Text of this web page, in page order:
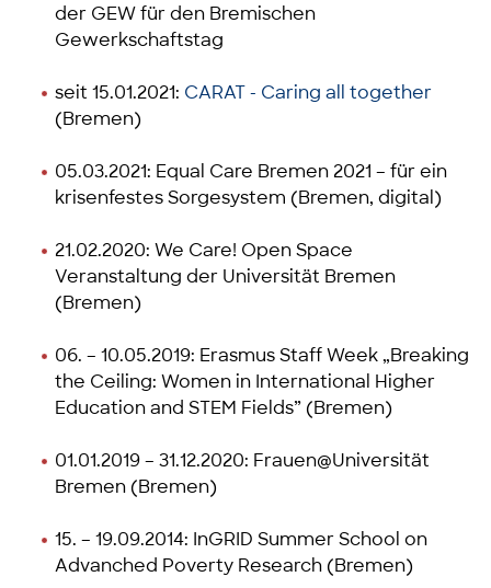
der GEW für den Bremischen
Gewerkschaftstag
seit 15.01.2021: CARAT - Caring all together
(Bremen)
05.03.2021: Equal Care Bremen 2021 – für ein
krisenfestes Sorgesystem (Bremen, digital)
21.02.2020: We Care! Open Space
Veranstaltung der Universität Bremen
(Bremen)
06. – 10.05.2019: Erasmus Staff Week „Breaking
the Ceiling: Women in International Higher
Education and STEM Fields” (Bremen)
01.01.2019 – 31.12.2020: Frauen@Universität
Bremen (Bremen)
15. – 19.09.2014: InGRID Summer School on
Advanched Poverty Research (Bremen)